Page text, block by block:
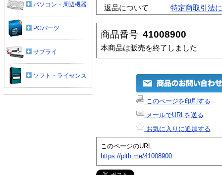
返品について
特定商取引法
商品番号 41008900
本商品は販売を終了しました
このページを印刷する
メールでURLを送る
お気に入りに追加する
このページのURL
https://plth.me/41008900
パソコン・周辺機器
PCパーツ
サプライ
ソフト・ライセンス